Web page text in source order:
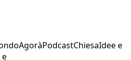
AgoràPodcastChiesaIdee e
e